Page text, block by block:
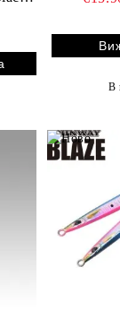
В